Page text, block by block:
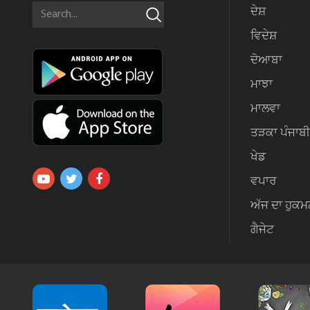
ਦੇਸ਼
ਵਿਦੇਸ਼
ਦੋਆਬਾ
ਮਾਝਾ
ਮਾਲਵਾ
ਤੜਕਾ ਪੰਜਾਬੀ
ਖੇਡ
ਵਪਾਰ
ਅੱਜ ਦਾ
ਗੈਜੇਟ